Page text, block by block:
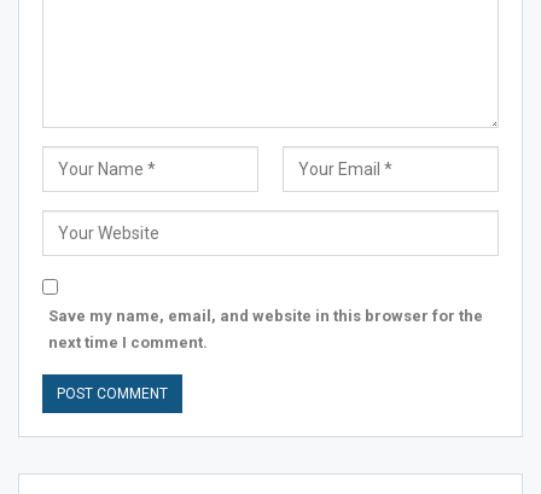
Save my name, email, and website in this browser for the
next time I comment.